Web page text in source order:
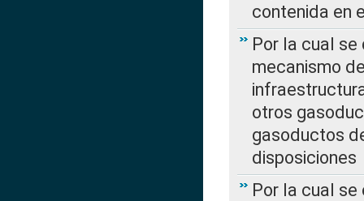
contenida en
Por la cual se
mecanismo
otros
gasoductos
disposiciones
Por la cual